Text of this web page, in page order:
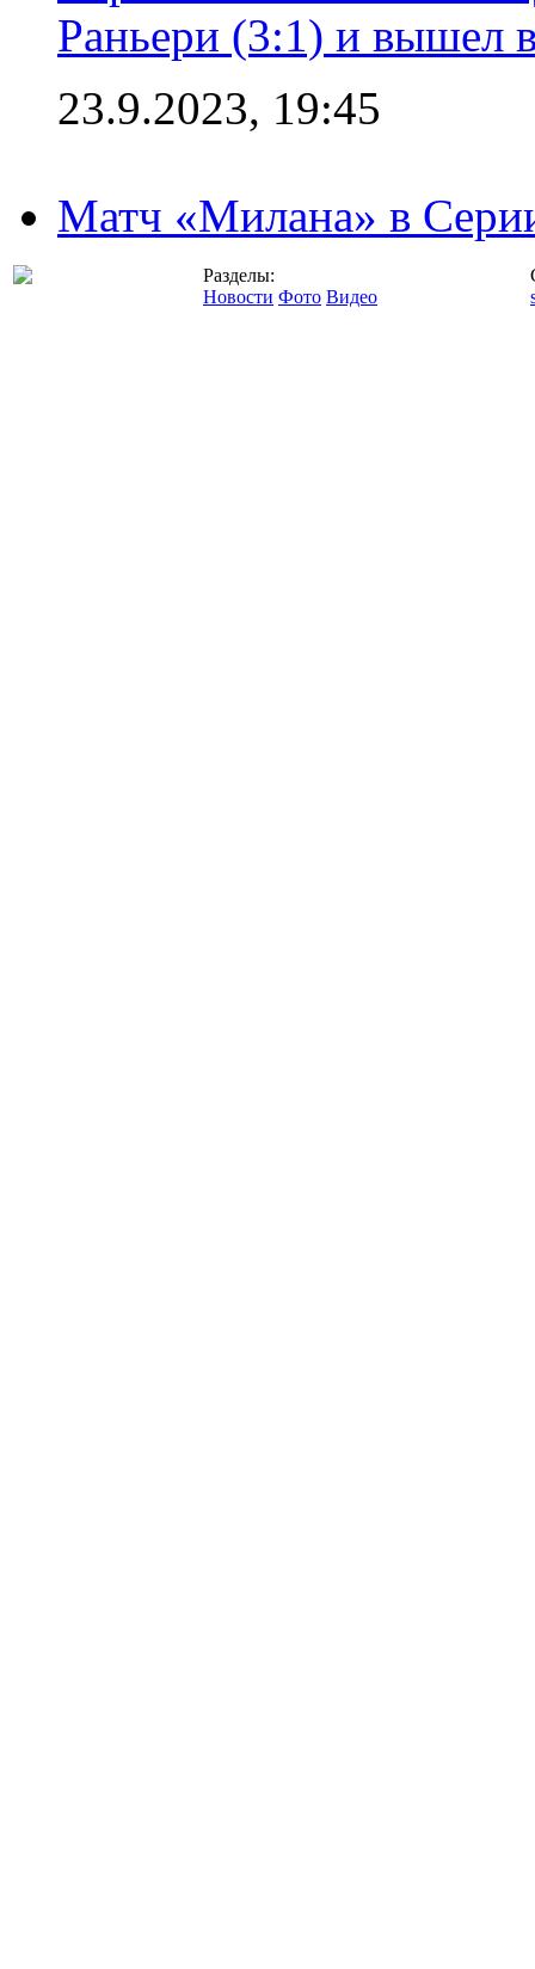
Раньери (3:1) и вышел
23.9.2023, 19:45
Матч «Милана» в
Разделы:
Новости Фото Видео